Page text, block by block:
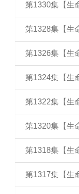
第1330集【生
第1328集【生
第1326集【生
第1324集【生
第1322集【生
第1320集【生
第1318集【生
第1317集【生